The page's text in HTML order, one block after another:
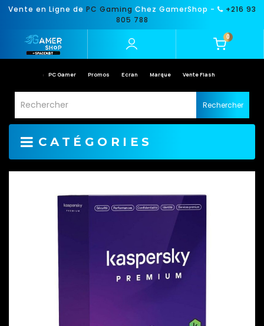
Vente en Ligne de PC Gaming Chez GamerShop -
+216 93
805 788
0
PC Gamer Promos Ecran Marque Vente Flash
Rechercher
CATÉGORIES